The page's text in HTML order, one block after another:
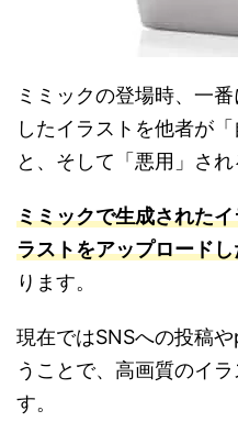
ミミックの登場時、一
したイラストを他者が
と、そして「悪用」され
ミミックで生成された
ラストをアップロード
ります。
現在ではSNSへの投稿
うことで、高画質のイ
す。